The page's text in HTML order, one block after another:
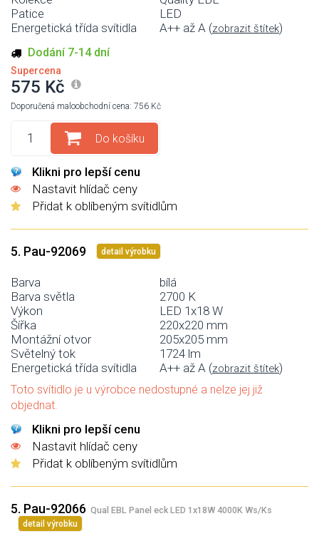
Patice
LED
Energetická třída svítidla
A++ až A (zobrazit štítek)
Dodání 7-14 dní
Supercena
575 Kč
Doporučená maloobchodní cena: 756 Kč
Do košíku
Klikni pro lepší cenu
Nastavit hlídač ceny
Přidat k oblíbeným svítidlům
5. Pau-92069 detail výrobku
Barva
bílá
Barva světla
2700 K
Výkon
LED 1x18 W
Šířka
220x220 mm
Montážní otvor
205x205 mm
Světelný tok
1724 lm
Energetická třída svítidla
A++ až A (zobrazit štítek)
Toto svítidlo je u výrobce nedostupné a nelze jej již
objednat.
Klikni pro lepší cenu
Nastavit hlídač ceny
Přidat k oblíbeným svítidlům
5. Pau-92066 Qual EBL Panel eck LED 1x18W 4000K Ws/Ks
detail výrobku